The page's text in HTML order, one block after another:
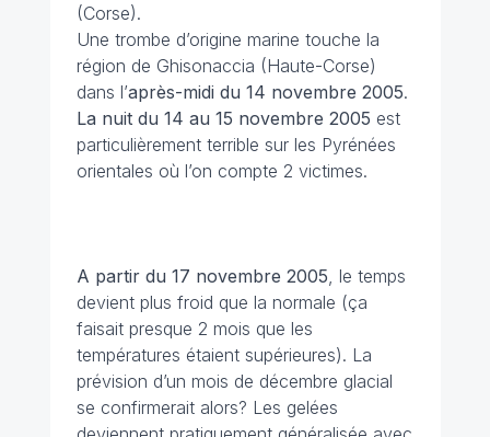
(Corse).
Une trombe d’origine marine touche la
région de Ghisonaccia (Haute-Corse)
dans l’après-midi du 14 novembre 2005.
La nuit du 14 au 15 novembre 2005 est
particulièrement terrible sur les Pyrénées
orientales où l’on compte 2 victimes.
A partir du 17 novembre 2005, le temps
devient plus froid que la normale (ça
faisait presque 2 mois que les
températures étaient supérieures). La
prévision d’un mois de décembre glacial
se confirmerait alors? Les gelées